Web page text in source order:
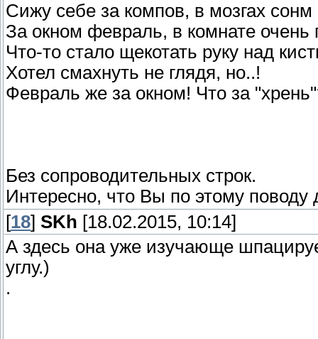
Сижу себе за компов, в мозгах
За окном февраль, в комнате очень
Что-то стало щекотать руку над
Хотел смахнуть не глядя, но..!
Февраль же за окном! Что за
Без сопроводительных строк.
Интересно, что Вы по этому поводу
[18] SKh [18.02.2015, 10:14]
А здесь она уже изучающе
углу.)
.